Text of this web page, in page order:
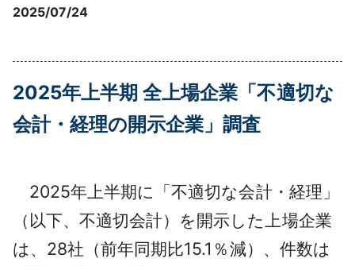
よくあるご質問
2025/07/24
2025年上半期 全上場企業「不適切な
会計・経理の開示企業」調査
2025年上半期に「不適切な会計・経理」
（以下、不適切会計）を開示した上場企業
は、28社（前年同期比15.1％減）、件数は